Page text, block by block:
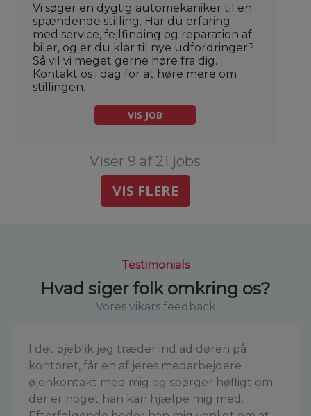
Vi søger en dygtig automekaniker til en
spændende stilling. Har du erfaring
med service, fejlfinding og reparation af
biler, og er du klar til nye udfordringer?
Så vil vi meget gerne høre fra dig.
Kontakt os i dag for at høre mere om
stillingen.
VIS JOB
Viser 9 af 21 jobs
VIS FLERE
Testimonials
Hvad siger folk omkring os?
Vores vikars feedback
I det øjeblik jeg træder ind ad døren på
kontoret, får en af jeres medarbejdere
øjenkontakt med mig og spørger høfligt om
der er noget han kan hjælpe mig med.